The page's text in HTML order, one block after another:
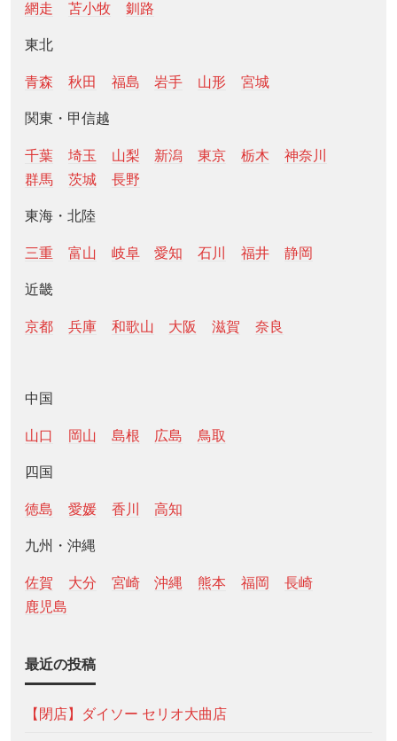
網走
苫小牧 釧路
東北
青森 秋田 福島 岩手 山形 宮城
関東・甲信越
千葉 埼玉 山梨 新潟 東京 栃木
神奈川
群馬
茨城 長野
東海・北陸
三重 富山 岐阜 愛知 石川 福井 静岡
近畿
京都 兵庫 和歌山 大阪 滋賀 奈良
中国
山口 岡山 島根 広島 鳥取
四国
徳島 愛媛 香川 高知
九州・沖縄
佐賀 大分 宮崎 沖縄 熊本 福岡
長崎
鹿児島
最近の投稿
【閉店】ダイソー セリオ大曲店